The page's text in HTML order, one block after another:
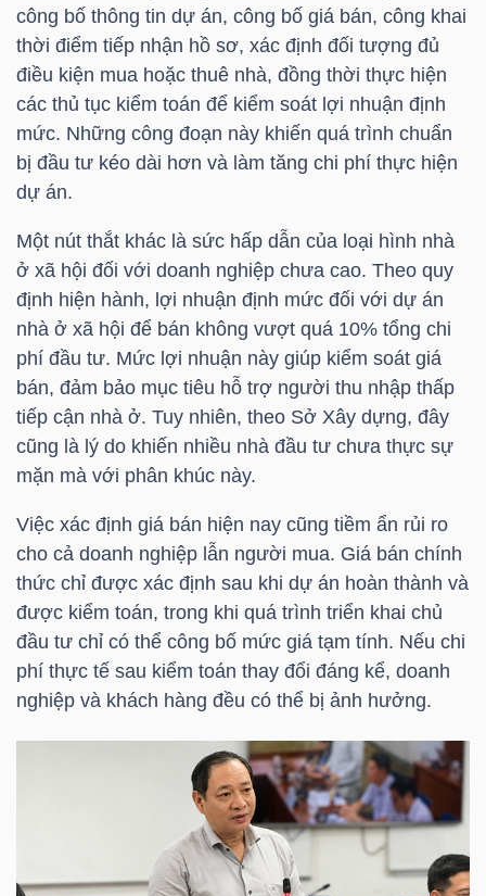
công bố thông tin dự án, công bố giá bán, công khai
thời điểm tiếp nhận hồ sơ, xác định đối tượng đủ
điều kiện mua hoặc thuê nhà, đồng thời thực hiện
các thủ tục kiểm toán để kiểm soát lợi nhuận định
mức. Những công đoạn này khiến quá trình chuẩn
bị đầu tư kéo dài hơn và làm tăng chi phí thực hiện
dự án.
Một nút thắt khác là sức hấp dẫn của loại hình nhà
ở xã hội đối với doanh nghiệp chưa cao. Theo quy
định hiện hành, lợi nhuận định mức đối với dự án
nhà ở xã hội để bán không vượt quá 10% tổng chi
phí đầu tư. Mức lợi nhuận này giúp kiểm soát giá
bán, đảm bảo mục tiêu hỗ trợ người thu nhập thấp
tiếp cận nhà ở. Tuy nhiên, theo Sở Xây dựng, đây
cũng là lý do khiến nhiều nhà đầu tư chưa thực sự
mặn mà với phân khúc này.
Việc xác định giá bán hiện nay cũng tiềm ẩn rủi ro
cho cả doanh nghiệp lẫn người mua. Giá bán chính
thức chỉ được xác định sau khi dự án hoàn thành và
được kiểm toán, trong khi quá trình triển khai chủ
đầu tư chỉ có thể công bố mức giá tạm tính. Nếu chi
phí thực tế sau kiểm toán thay đổi đáng kể, doanh
nghiệp và khách hàng đều có thể bị ảnh hưởng.
TÀI
CHÍNH
PHÂN
TÍCH
VIETSTOCKFINANCE
VĨ
MÔ
DOANH
NGHIỆP